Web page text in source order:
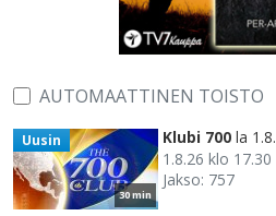
AUTOMAATTINEN TOISTO
30 min
Uusin Klubi 700 la 1.8.
1.8.26 klo 17.30
Jakso: 757